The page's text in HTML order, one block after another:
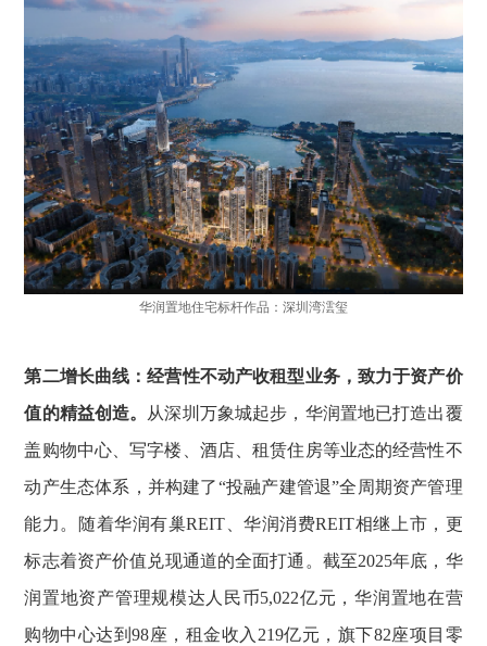
华润置地住宅标杆作品：深圳湾澐玺
第二增长曲线：经营性不动产收租型业务，致力于资产价
值的精益创造。 从深圳万象城起步，华润置地已打造出覆
盖购物中心、写字楼、酒店、租赁住房等业态的经营性不
动产生态体系，并构建了“投融产建管退”全周期资产管理
能力。随着华润有巢REIT、华润消费REIT相继上市，更
标志着资产价值兑现通道的全面打通。截至2025年底，华
润置地资产管理规模达人民币5,022亿元，华润置地在营
购物中心达到98座，租金收入219亿元，旗下82座项目零